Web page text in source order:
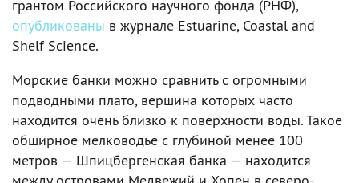
грантом Российского научного фонда (РНФ),
опубликованы в журнале Estuarine, Coastal and
Shelf Science.
Морские банки можно сравнить с огромными
подводными плато, вершина которых часто
находится очень близко к поверхности воды. Такое
обширное мелководье с глубиной менее 100
метров — Шпицбергенская банка — находится